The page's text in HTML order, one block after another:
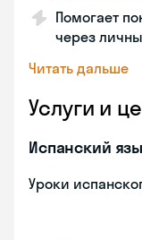
Помогает
через
Читать дальше
Услуги и
Испанский
Уроки